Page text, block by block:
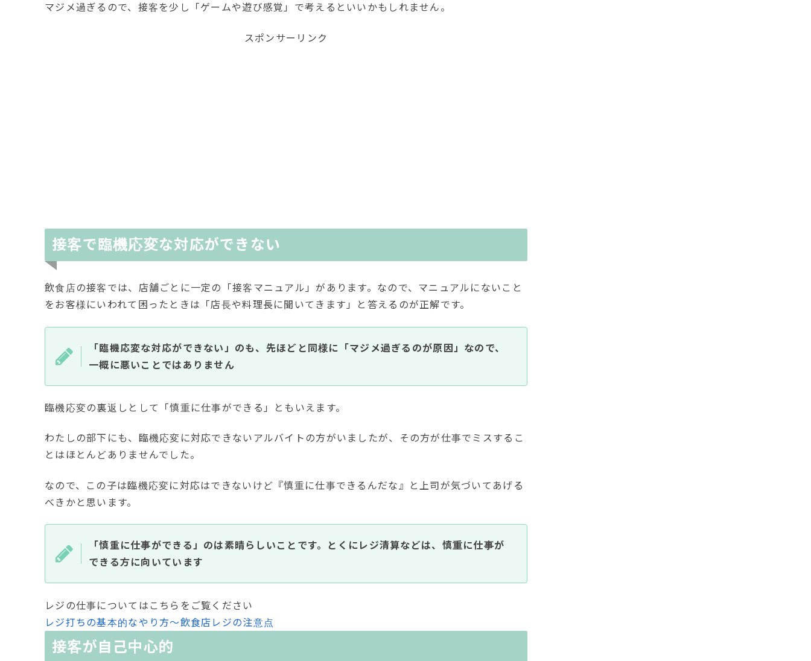
マジメ過ぎるので、接客を少し「ゲームや遊び感覚」で考えるといいかもしれません。
スポンサーリンク
接客で臨機応変な対応ができない
飲食店の接客では、店舗ごとに一定の「接客マニュアル」があります。なので、マニュアルにないこと
をお客様にいわれて困ったときは「店長や料理長に聞いてきます」と答えるのが正解です。
「臨機応変な対応ができない」のも、先ほどと同様に「マジメ過ぎるのが原因」なので、
一概に悪いことではありません
臨機応変の裏返しとして「慎重に仕事ができる」ともいえます。
わたしの部下にも、臨機応変に対応できないアルバイトの方がいましたが、その方が仕事でミスするこ
とはほとんどありませんでした。
なので、この子は臨機応変に対応はできないけど『慎重に仕事できるんだな』と上司が気づいてあげる
べきかと思います。
「慎重に仕事ができる」のは素晴らしいことです。とくにレジ清算などは、慎重に仕事が
できる方に向いています
レジの仕事についてはこちらをご覧ください
レジ打ちの基本的なやり方〜飲食店レジの注意点
接客が自己中心的